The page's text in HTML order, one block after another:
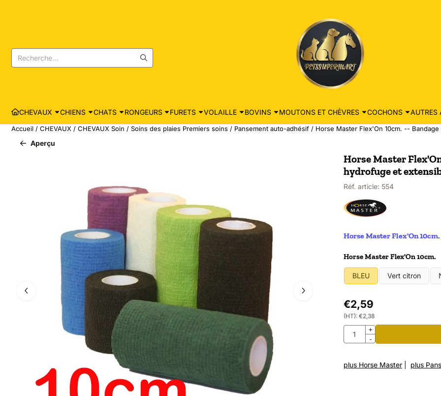
Rechercher
CHEVAUX CHIENS CHATS RONGEURS FURETS VOLAILLE BOVINS MOUTONS ET CHÈVRES COCHONS AUTRES
Accueil / CHEVAUX / CHEVAUX Soin / Soins des plaies Premiers soins / Pansement auto-adhésif / Horse Master Flex'On 10cm. --
Aperçu
Horse Master
hydrofuge et
Réf. article: 554
Horse Master Flex'On
Faire un choix pour
Horse Master Flex'On 10cm.
BLEU Vert citron
€2,59
(HT): €2,38
Quantité+
-
plus Horse Master| plus